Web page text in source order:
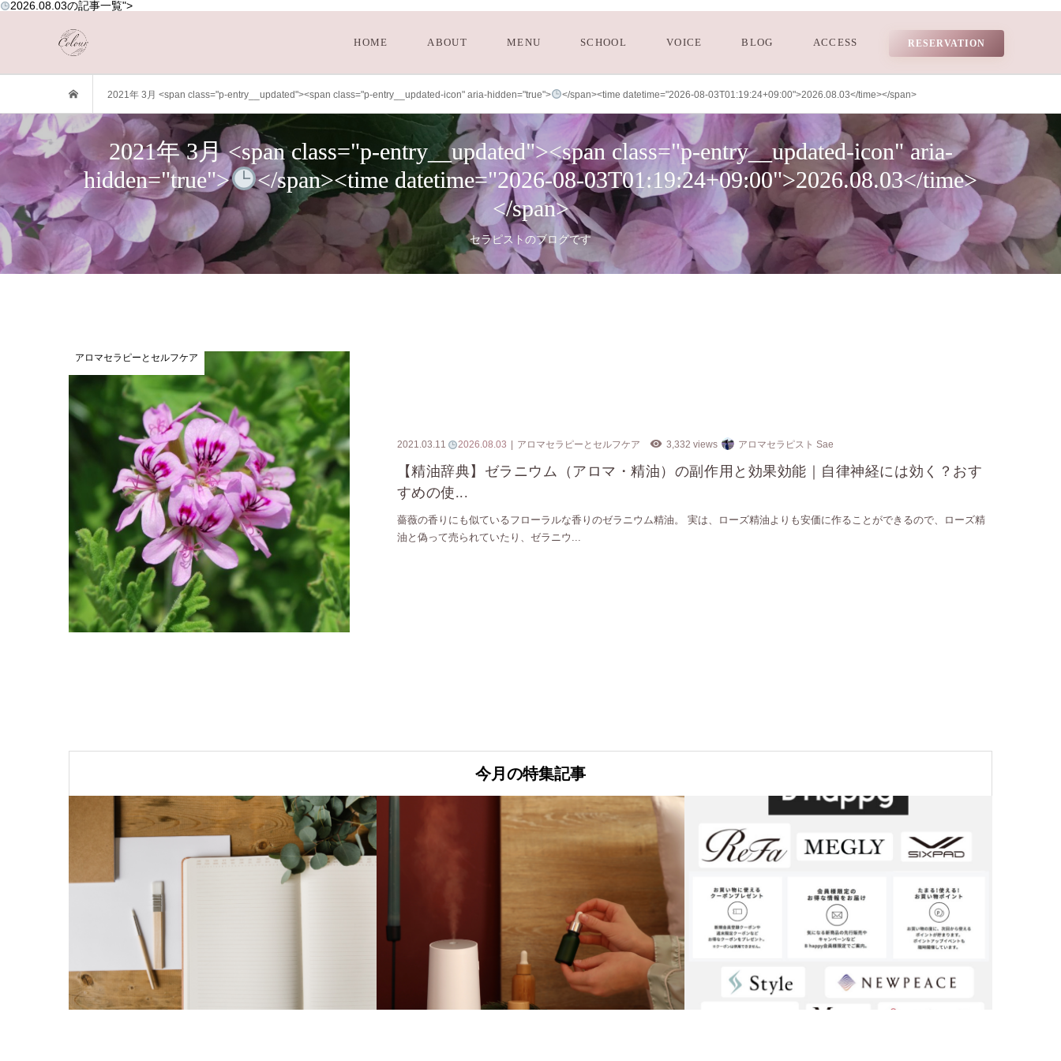
2026.08.03の記事一覧">
HOME ABOUT MENU SCHOOL VOICE BLOG ACCESS RESERVATION
2021年 3月 <span class="p-entry__updated"><span class="p-entry__updated-icon" aria-hidden="true"> </span><time datetime="2026-08-03T01:19:24+09:00">2026.08.03</time></span>
2021年 3月 <span class="p-entry__updated"><span class="p-entry__updated-icon" aria-
hidden="true">
</span><time datetime="2026-08-03T01:19:24+09:00">2026.08.03</time>
</span>
セラピストのブログです
アロマセラピーとセルフケア
2021.03.11 2026.08.03 アロマセラピーとセルフケア 3,332 views アロマセラピスト Sae
【精油辞典】ゼラニウム（アロマ・精油）の副作用と効果効能｜自律神経には効く？おす
すめの使...
薔薇の香りにも似ているフローラルな香りのゼラニウム精油。 実は、ローズ精油よりも安価に作ることができるので、ローズ精
油と偽って売られていたり、ゼラニウ...
今月の特集記事